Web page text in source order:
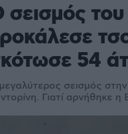
σεισμός
54
σεισμός
Γιατί αρνήθηκε